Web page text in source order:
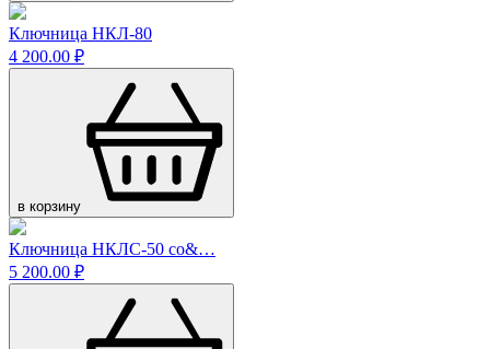
Ключница НКЛ-80
4 200.00 ₽
в корзину
Ключница НКЛС-50 со&…
5 200.00 ₽